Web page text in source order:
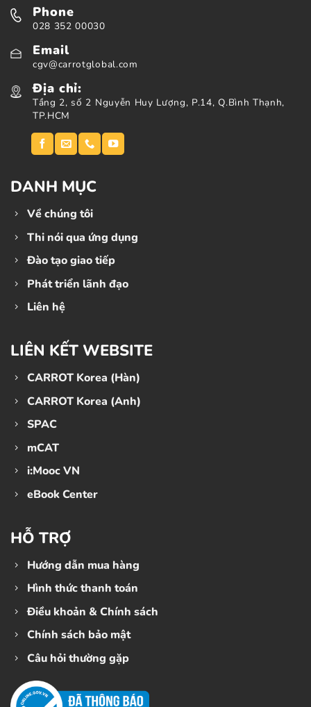
Phone
028 352 00030
Email
cgv@carrotglobal.com
Địa chỉ:
Tầng 2, số 2 Nguyễn Huy Lượng, P.14, Q.Bình Thạnh,
TP.HCM
DANH MỤC
Về chúng tôi
Thi nói qua ứng dụng
Đào tạo giao tiếp
Phát triển lãnh đạo
Liên hệ
LIÊN KẾT WEBSITE
CARROT Korea (Hàn)
CARROT Korea (Anh)
SPAC
mCAT
i:Mooc VN
eBook Center
HỖ TRỢ
Hướng dẫn mua hàng
Hình thức thanh toán
Điều khoản & Chính sách
Chính sách bảo mật
Câu hỏi thường gặp